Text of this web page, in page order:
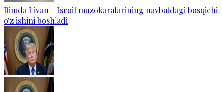
Rimda Livan – Isroil muzokaralarining navbatdagi bosqichi
o‘z ishini boshladi